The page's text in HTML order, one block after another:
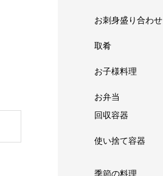
お刺身盛り合わせ
取肴
お子様料理
お弁当
回収容器
使い捨て容器
季節の料理